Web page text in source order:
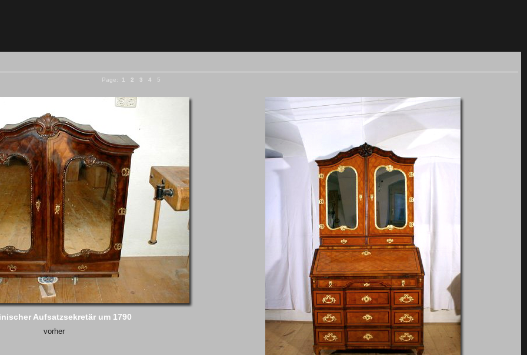
Page: 1 2 3 4 5
Aufsatzsekretär um 1790
vorher